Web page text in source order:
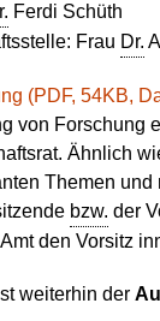
Ferdi Schüth
Frau Dr.
(PDF, 54KB,
von Forschung
Ähnlich
Themen
bzw. der
den Vorsitz
weiterhin der